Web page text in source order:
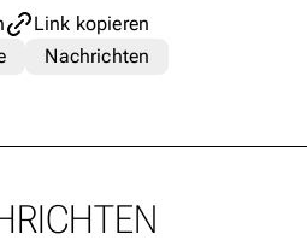
Link kopieren
Nachrichten